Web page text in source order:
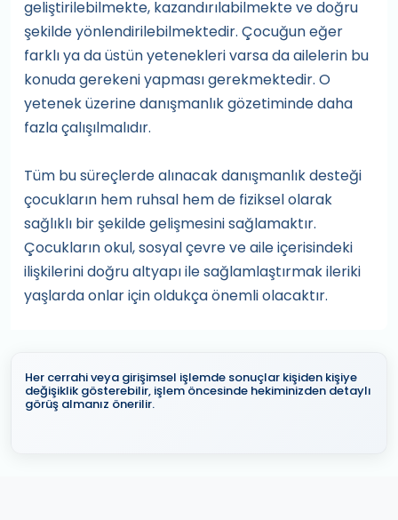
geliştirilebilmekte, kazandırılabilmekte ve doğru
şekilde yönlendirilebilmektedir. Çocuğun eğer
farklı ya da üstün yetenekleri varsa da ailelerin bu
konuda gerekeni yapması gerekmektedir. O
yetenek üzerine danışmanlık gözetiminde daha
fazla çalışılmalıdır.
Tüm bu süreçlerde alınacak danışmanlık desteği
çocukların hem ruhsal hem de fiziksel olarak
sağlıklı bir şekilde gelişmesini sağlamaktır.
Çocukların okul, sosyal çevre ve aile içerisindeki
ilişkilerini doğru altyapı ile sağlamlaştırmak ileriki
yaşlarda onlar için oldukça önemli olacaktır.
Her cerrahi veya girişimsel işlemde sonuçlar kişiden kişiye
değişiklik gösterebilir, işlem öncesinde hekiminizden detaylı
görüş almanız önerilir.